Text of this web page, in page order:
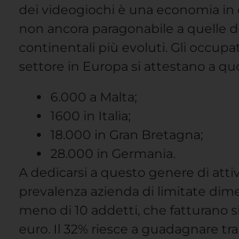
dei videogiochi è una economia in
non ancora paragonabile a quelle
continentali più evoluti. Gli
settore in Europa si attestano a
6.000 a Malta;
1600 in Italia;
18.000 in Gran Bretagna;
28.000 in Germania.
A dedicarsi a questo genere di
prevalenza azienda di limitate
meno di 10 addetti, che fatturano
euro. Il 32% riesce a guadagnare